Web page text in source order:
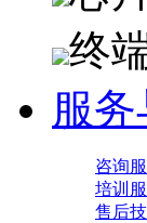
终
服
咨询
培训
售后